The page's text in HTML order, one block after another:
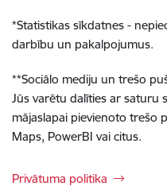
*Statistikas sīkdatnes -
darbību un pakalpojumus.
**Sociālo mediju un trešo
Jūs varētu dalīties ar saturu
mājaslapai pievienoto trešo
Maps, PowerBI vai citus.
Privātuma politika